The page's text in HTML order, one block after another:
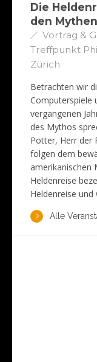
Die
den Mythen
Vortrag &
Treffpunkt
Zürich
Betrachten wir
Computerspiele
vergangenen
des Mythos
Potter, Herr der
folgen dem
amerikanischen
Heldenreise
Heldenreise und
Alle